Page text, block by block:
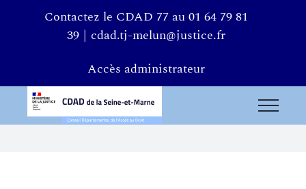
Contactez le CDAD 77 au 01 64 79 81
39 | cdad.tj-melun@justice.fr
Accès administrateur